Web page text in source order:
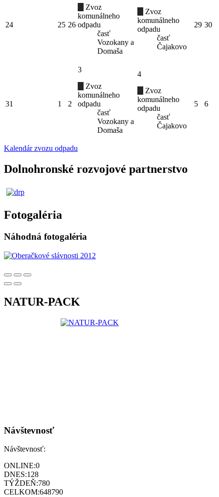
24 25 26
Zvoz
komunálneho
odpadu
časť
Vozokany a
Domaša
Zvoz
komunálneho
odpadu
časť
Čajakovo
29 30
31 1 2
3
Zvoz
komunálneho
odpadu
časť
Vozokany a
Domaša
4
Zvoz
komunálneho
odpadu
časť
Čajakovo
5 6
Kalendár zvozu odpadu
Dolnohronské rozvojové partnerstvo
Fotogaléria
Náhodná fotogaléria
NATUR-PACK
Návštevnosť
Návštevnosť:
ONLINE:0
DNES:128
TÝŽDEŇ:780
CELKOM:648790